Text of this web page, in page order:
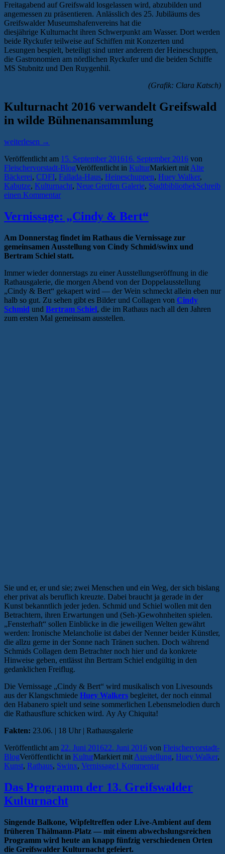
Freitagabend auf Greifswald losgelassen wird, abzubilden und
angemessen zu präsentieren. Anlässlich des 25. Jubiläums des
Greifswalder Museumshafenvereins hat die
diesjährige Kulturnacht ihren Schwerpunkt am Wasser. Dort werden
beide Ryckufer teilweise auf Schiffen mit Konzerten und
Lesungen bespielt, beteiligt sind unter anderem der Heineschuppen,
die Gastronomien am nördlichen Ryckufer und die beiden Schiffe
MS Stubnitz und Den Ruygenhil.
(Grafik: Clara Katsch)
Kulturnacht 2016 verwandelt Greifswald
in wilde Bühnenansammlung
„Das
der
14.
Greifswalder
Kulturnacht“
weiterlesen →
Veröffentlicht am 15. September 201616. September 2016 von
Fleischervorstadt-BlogVeröffentlicht in KulturMarkiert mit Alte
Bäckerei, CDFI, Fallada-Haus, Heineschuppen, Huey Walker,
Kabutze, Kulturnacht, Neue Greifen Galerie, StadtbibliothekSchreib
einen Kommentar
Vernissage: „Cindy & Bert“
Am Donnerstag findet im Rathaus die Vernissage zur
gemeinsamen Ausstellung von Cindy Schmid/swinx und
Bertram Schiel statt.
Immer wieder donnerstags zu einer Ausstellungseröffnung in die
Rathausgalerie, die morgen Abend von der Doppelausstellung
„Cindy & Bert“ gekapert wird — der Wein schmeckt allein eben nur
halb so gut. Zu sehen gibt es Bilder und Collagen von Cindy
Schmid und Bertram Schiel, die im Rathaus nach all den Jahren
zum ersten Mal gemeinsam ausstellen.
Sie und er, er und sie; zwei Menschen und ein Weg, der sich bislang
eher privat als beruflich kreuzte. Dabei braucht ja gerade in der
Kunst bekanntlich jeder jeden. Schmid und Schiel wollen mit den
Betrachtern, ihren Erwartungen und (Seh-)Gewohnheiten spielen.
„Fensterhaft“ sollen Einblicke in die jeweiligen Welten gewährt
werden: Ironische Melancholie ist dabei der Nenner beider Künstler,
die allzu gerne in der Sonne nach Tränen suchen. Doch während
Schmids Collagen dem Betrachter noch hier und da konkrete
Hinweise geben, entlässt ihn Bertram Schiel endgültig in den
gedanklichen Freiflug.
Die Vernissage „Cindy & Bert“ wird musikalisch von Livesounds
aus der Klangschmiede Huey Walkers begleitet, der noch einmal
den Habanero spielt und seine sommerlichen Lebensmelodien durch
die Rathausflure schicken wird. Ay Ay Chiquita!
Fakten: 23.06. | 18 Uhr | Rathausgalerie
Veröffentlicht am 22. Juni 201622. Juni 2016 von Fleischervorstadt-
BlogVeröffentlicht in KulturMarkiert mit Ausstellung, Huey Walker,
Kunst, Rathaus, Swinx, Vernissage1 Kommentar
Das Programm der 13. Greifswalder
Kulturnacht
Singende Balkone, Wipfeltreffen oder Live-Ambient auf dem
früheren Thälmann-Platz — mit einem abwechslungsreichen
Programm wird heute an knapp fünfzig verschiedenen Orten
die Greifswalder Kulturnacht gefeiert.